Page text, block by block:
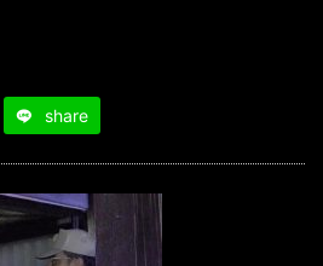
share